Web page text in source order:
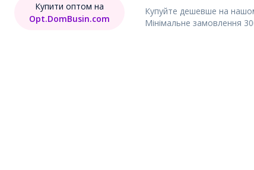
Купуйте дешевше на
Мінімальне замовлення
Купити оптом на
Opt.DomBusin.com